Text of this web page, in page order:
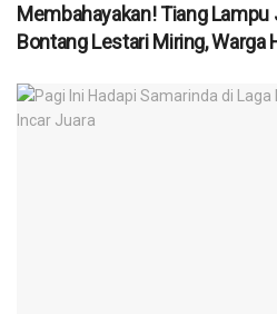
Membahayakan! Tiang
Bontang Lestari Miring, Warga